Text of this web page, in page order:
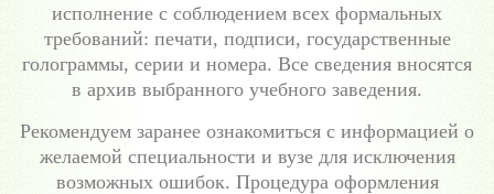
исполнение с соблюдением всех формальных
требований: печати, подписи, государственные
голограммы, серии и номера. Все сведения вносятся
в архив выбранного учебного заведения.
Рекомендуем заранее ознакомиться с информацией о
желаемой специальности и вузе для исключения
возможных ошибок. Процедура оформления